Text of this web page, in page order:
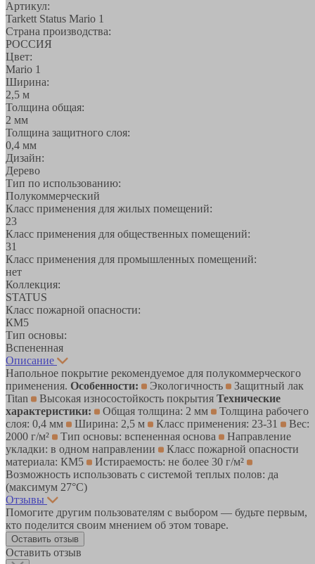
Артикул:
Tarkett Status Mario 1
Страна производства:
РОССИЯ
Цвет:
Mario 1
Ширина:
2,5 м
Толщина общая:
2 мм
Толщина защитного слоя:
0,4 мм
Дизайн:
Дерево
Тип по использованию:
Полукоммерческий
Класс применения для жилых помещений:
23
Класс применения для общественных помещений:
31
Класс применения для промышленных помещений:
нет
Коллекция:
STATUS
Класс пожарной опасности:
КМ5
Тип основы:
Вспененная
Описание
Напольное покрытие рекомендуемое для полукоммерческого
применения. Особенности: Экологичность
Защитный лак
Titan
Высокая износостойкость покрытия Технические
характеристики:
Общая толщина: 2 мм
Толщина рабочего
слоя: 0,4 мм
Ширина: 2,5 м Класс применения: 23-31
Вес:
2000 г/м²
Тип основы: вспененная основа
Направление
укладки: в одном направлении
Класс пожарной опасности
материала: КМ5
Истираемость: не более 30 г/м²
Возможность использовать с системой теплых полов: да
(максимум 27°C)
Отзывы
Помогите другим пользователям с выбором — будьте первым,
кто поделится своим мнением об этом товаре.
Оставить отзыв
Оставить отзыв